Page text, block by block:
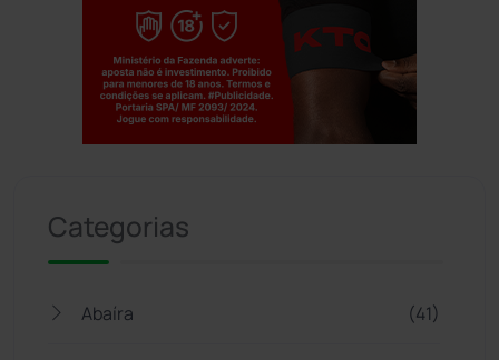
Categorias
Abaíra (41)